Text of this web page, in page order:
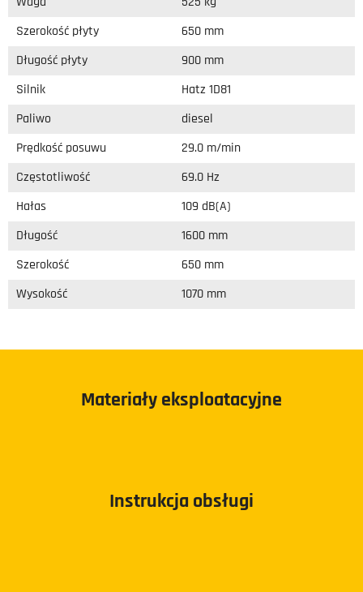
Szerokość płyty 650 mm
Długość płyty 900 mm
Silnik Hatz 1D81
Paliwo diesel
Prędkość posuwu 29.0 m/min
Częstotliwość 69.0 Hz
Hałas 109 dB(A)
Długość 1600 mm
Szerokość 650 mm
Wysokość 1070 mm
Materiały eksploatacyjne
Instrukcja obsługi